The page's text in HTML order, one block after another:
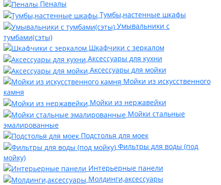
Пеналы
Тумбы,настенные шкафы
Умывальники с
тумбами(сэты)
Шкафчики с зеркалом
Аксессуары для кухни
Аксессуары для мойки
Мойки из искусственного
камня
Мойки из нержавейки
Мойки стальные
эмалированные
Подстолья для моек
Фильтры для воды (под
мойку)
Интерьерные панели
Молдинги,аксессуары